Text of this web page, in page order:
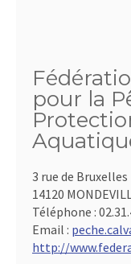
pour la
3 rue de Bruxelles
14120
Téléphone :
Email :
http://